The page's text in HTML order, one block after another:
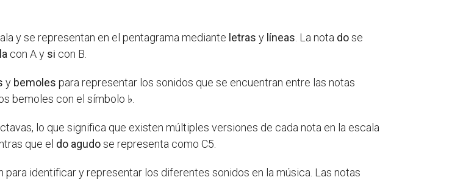
y se representan en el pentagrama mediante letras y líneas . La nota dose
la con A y si con B.
y bemoles para representar los sonidos que se encuentran entre las notas
bemoles con el símbolo ♭.
lo que significa que existen múltiples versiones de cada nota en la escala
que el do agudose representa como C5.
identificar y representar los diferentes sonidos en la música. Las notas